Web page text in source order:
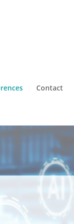
Contact